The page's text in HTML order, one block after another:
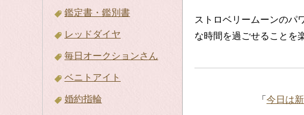
鑑定書・鑑別書
レッドダイヤ
毎日オークションさん
ベニトアイト
婚約指輪
ストロベリームーンのパ
な時間を過ごせることを
「 今日は